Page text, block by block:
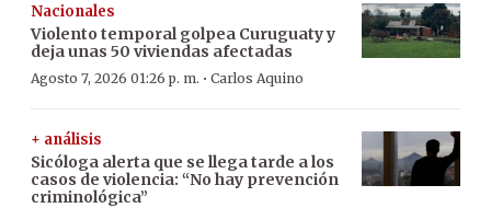
Nacionales
Violento temporal golpea Curuguaty y
deja unas 50 viviendas afectadas
Agosto 7, 2026 01:26 p. m. · Carlos Aquino
+ análisis
Sicóloga alerta que se llega tarde a los
casos de violencia: “No hay prevención
criminológica”